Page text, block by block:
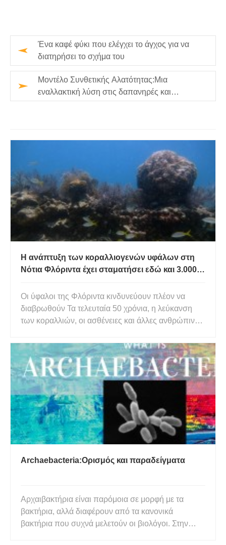
Ένα καφέ φύκι που ελέγχει το άγχος για να
διατηρήσει το σχήμα του
Μοντέλο Συνθετικής Αλατότητας:Μια
εναλλακτική λύση στις δαπανηρές και
χρονοβόρες, επίγειες μετρήσεις αλατότ…
Η ανάπτυξη των κοραλλιογενών υφάλων στη
Νότια Φλόριντα έχει σταματήσει εδώ και 3.000
Οι ύφαλοι της Φλόριντα κινδυνεύουν πλέον να
διαβρωθούν Τα τελευταία 50 χρόνια, η λεύκανση
των κοραλλιών, οι ασθένειες και άλλες ανθρώπινες
πληθυσμούς των κοραλλιών που δεν έχουν
προηγούμενο στην ιστορία της επιστήμης των
κοραλλιογενών υφάλων. Η οικολογική
Archaebacteria:Ορισμός και παραδείγματα
Αρχαιβακτήρια είναι παρόμοια σε μορφή με τα
βακτήρια, αλλά διαφέρουν από τα κανονικά
βακτήρια που συχνά μελετούν οι βιολόγοι. Στην